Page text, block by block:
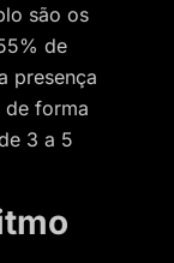
são os
de
presença
de forma
3 a 5